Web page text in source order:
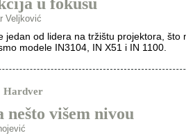
Veljković
jedan od lidera na tržištu projektora,
modele IN3104, IN X51 i IN 1100.
Hardver
nešto višem nivou